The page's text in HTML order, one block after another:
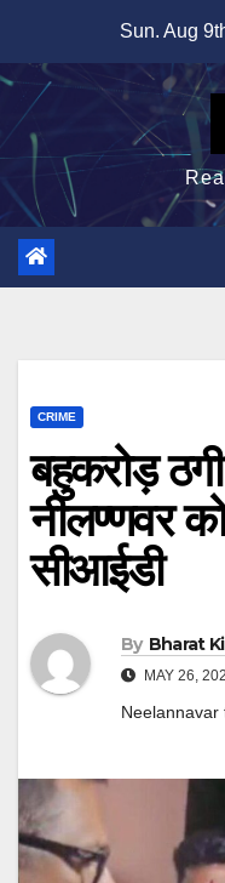
content
Sun. Aug
CRIME
बहुकरोड़
नीलण्णवर
सीआईडी
By Bharat
MAY 26,
Neelannavar